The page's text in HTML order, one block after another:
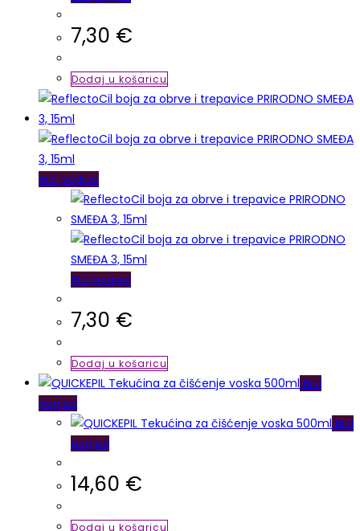
7,30 €
Dodaj u košaricu
Brzi pogled
Brzi pogled
7,30 €
Dodaj u košaricu
Brzi
pogled
Brzi
pogled
14,60 €
Dodaj u košaricu